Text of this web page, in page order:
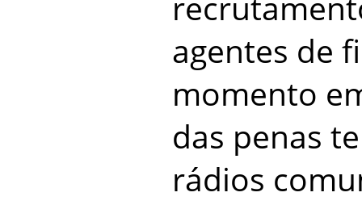
agentes de
momento
das penas
rádios